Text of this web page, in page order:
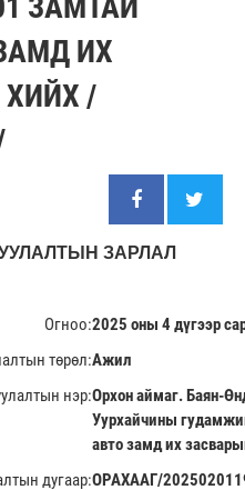
ИХ
/
ЗАРЛАЛ
Огноо:2025 оны 4 дүгээр
төрөл:Ажил
нэр:Орхон аймаг. Баян-
Уурхайчины
авто замд их
дугаар:ОРАХААГ/